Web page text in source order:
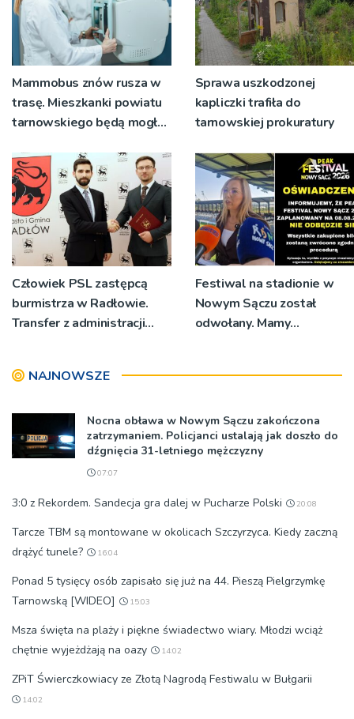
Mammobus znów rusza w
trasę. Mieszkanki powiatu
tarnowskiego będą mogły
badania
Sprawa uszkodzonej
kapliczki trafiła do
tarnowskiej prokuratury
Człowiek PSL zastępcą
burmistrza w Radłowie.
Transfer z administracji
Festiwal na stadionie w
Nowym Sączu został
odwołany. Mamy
NAJNOWSZE
Nocna obława w Nowym Sączu zakończona
zatrzymaniem. Policjanci ustalają jak doszło do
dźgnięcia 31-letniego mężczyzny
07:07
3:0 z Rekordem. Sandecja gra dalej w Pucharze Polski 20:08
Tarcze TBM są montowane w okolicach Szczyrzyca. Kiedy zaczną
drążyć tunele?
16:04
Ponad 5 tysięcy osób zapisało się już na 44. Pieszą Pielgrzymkę
Tarnowską [WIDEO]
15:03
Msza święta na plaży i piękne świadectwo wiary. Młodzi wciąż
chętnie wyjeżdżają na oazy
14:02
ZPiT Świerczkowiacy ze Złotą Nagrodą Festiwalu w Bułgarii
14:02